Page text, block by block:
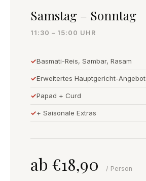
Samstag – Sonntag
11:30 – 15:00 UHR
Basmati-Reis, Sambar, Rasam
Erweitertes Hauptgericht-Angebot
Papad + Curd
+ Saisonale Extras
ab €18,90 / Person